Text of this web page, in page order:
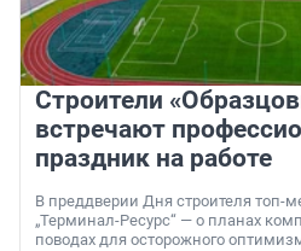
Строители
встречают
праздник на работе
В преддверии Дня строителя
„Терминал-Ресурс“ — о планах
поводах для осторожного